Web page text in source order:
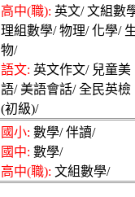
高中(職): 英文/ 文組數
理組數學/ 物理/ 化學/
物/
語文: 英文作文/ 兒童美
語/ 美語會話/ 全民英檢
(初級)/
國小: 數學/ 伴讀/
國中: 數學/
高中(職): 文組數學/